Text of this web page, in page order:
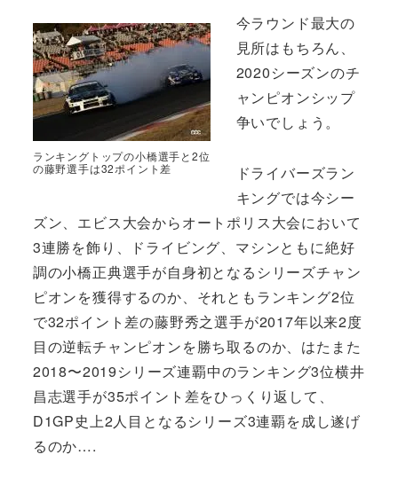
ランキングトップの小橋選手と2位
の藤野選手は32ポイント差
今ラウンド最大の
見所はもちろん、
2020シーズンのチ
ャンピオンシップ
争いでしょう。
ドライバーズラン
キングでは今シー
ズン、エビス大会からオートポリス大会において
3連勝を飾り、ドライビング、マシンともに絶好
調の小橋正典選手が自身初となるシリーズチャン
ピオンを獲得するのか、それともランキング2位
で32ポイント差の藤野秀之選手が2017年以来2度
目の逆転チャンピオンを勝ち取るのか、はたまた
2018〜2019シリーズ連覇中のランキング3位横井
昌志選手が35ポイント差をひっくり返して、
D1GP史上2人目となるシリーズ3連覇を成し遂げ
るのか….